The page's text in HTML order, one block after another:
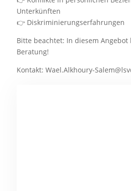
Unterkünften
👉 Diskriminierungserfahrungen
Bitte beachtet: In diesem
Beratung!
Kontakt: Wael.Alkhoury-